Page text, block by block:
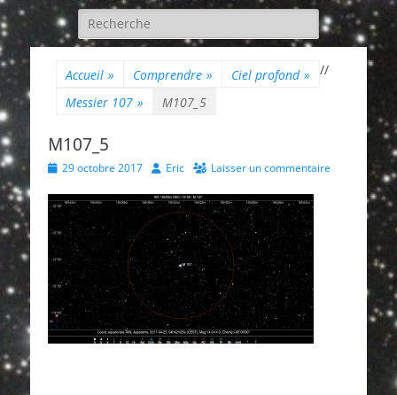
Rechercher :
Accueil » Comprendre » /
Ciel profond »
/
Messier 107 » M107_5
M107_5
Posted
29 octobre 2017 Author
Eric Laisser un commentaire